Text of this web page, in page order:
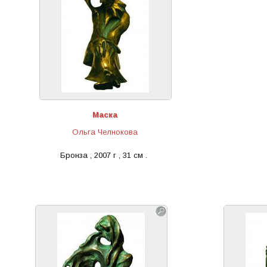
Маска
Ольга Челнокова
Бронза , 2007 г , 31 см .